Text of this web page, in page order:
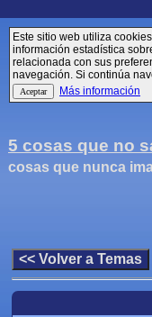
Este sitio web utiliza
información estadística
relacionada con sus
navegación. Si continúa
Más información
5 cosas que no
cosas que nunca